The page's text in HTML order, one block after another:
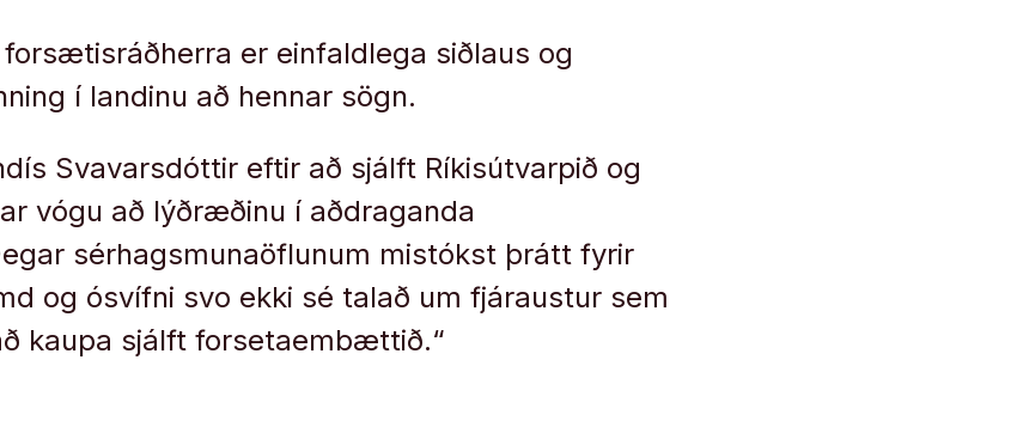
er einfaldlega siðlaus og
í landinu að hennar sögn.
Svavarsdóttir eftir að sjálft Ríkisútvarpið og
vógu að lýðræðinu í aðdraganda
sérhagsmunaöflunum mistókst þrátt fyrir
og ósvífni svo ekki sé talað um fjáraustur sem
kaupa sjálft forsetaembættið.“